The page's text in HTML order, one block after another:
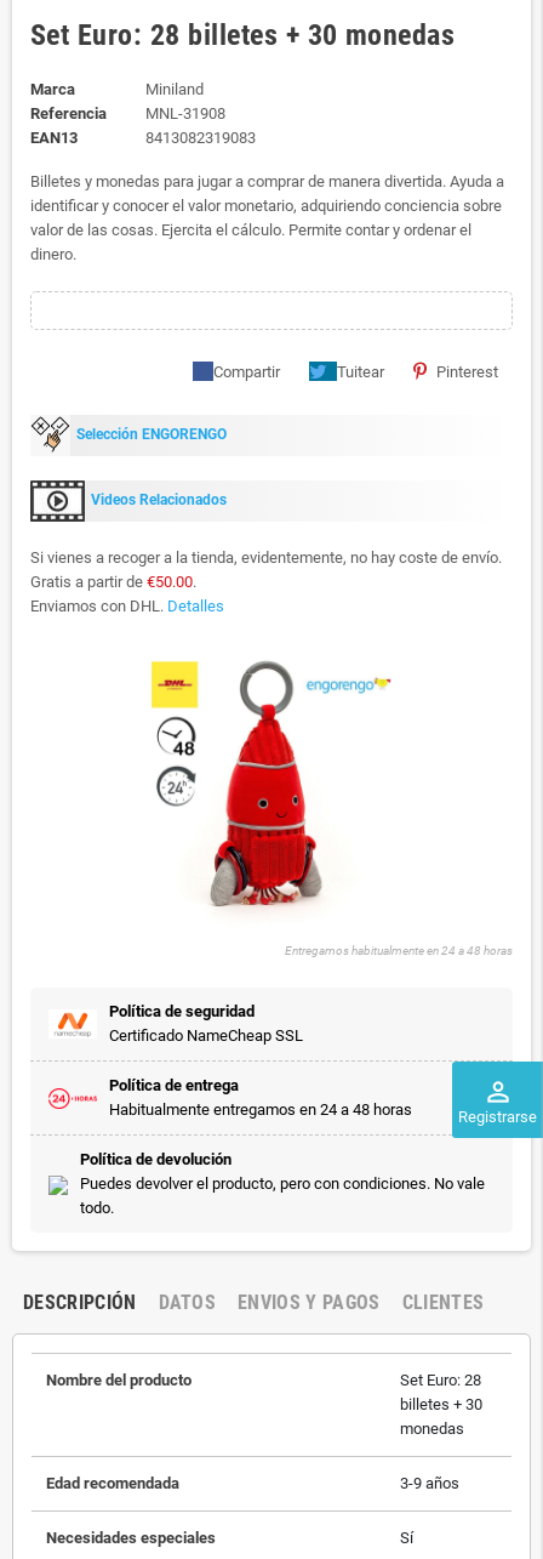
perm_identity
Registrarse
Set Euro: 28 billetes + 30 monedas
Marca
Miniland
Referencia
MNL-31908
EAN13
8413082319083
Billetes y monedas para jugar a comprar de manera divertida. Ayuda a
identificar y conocer el valor monetario, adquiriendo conciencia sobre
valor de las cosas. Ejercita el cálculo. Permite contar y ordenar el
dinero.
Compartir Tuitear Pinterest
Selección ENGORENGO
Videos Relacionados
Si vienes a recoger a la tienda, evidentemente, no hay coste de envío.
Gratis a partir de €50.00.
Enviamos con DHL. Detalles
Entregamos habitualmente en 24 a 48 horas
Política de seguridad
Certificado NameCheap SSL
Política de entrega
Habitualmente entregamos en 24 a 48 horas
Política de devolución
Puedes devolver el producto, pero con condiciones. No vale
todo.
DESCRIPCIÓN DATOS ENVIOS Y PAGOS CLIENTES
Nombre del producto
Set Euro: 28
billetes + 30
monedas
Edad recomendada 3-9 años
Necesidades especiales Sí